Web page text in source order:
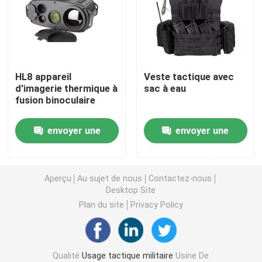
Casque ballistique tactique
Équipement à l'épreuve des balles
Sac à dos tactique militaire
Vitesse extérieure tactique
Bottes tactiques de combat
Gilet tactique de combat
HL8 appareil
d'imagerie thermique à
fusion binoculaire
envoyer une
Veste tactique avec
sac à eau
envoyer une
Aperçu Au sujet de nous
Contactez-nous
Desktop Site
Plan du site
Privacy Policy
QualitéUsage tactique militaire Usine De